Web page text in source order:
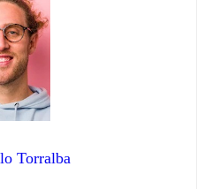
Torralba